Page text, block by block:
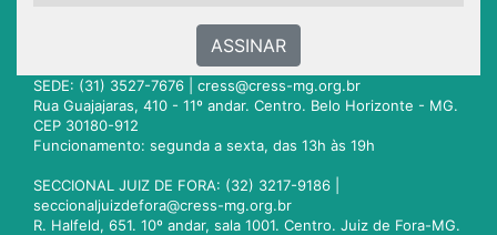
ASSINAR
SEDE: (31) 3527-7676 | cress@cress-mg.org.br
Rua Guajajaras, 410 - 11º andar. Centro. Belo Horizonte - MG.
CEP 30180-912
Funcionamento: segunda a sexta, das 13h às 19h
SECCIONAL JUIZ DE FORA: (32) 3217-9186 |
seccionaljuizdefora@cress-mg.org.br
R. Halfeld, 651. 10º andar, sala 1001. Centro. Juiz de Fora-MG.